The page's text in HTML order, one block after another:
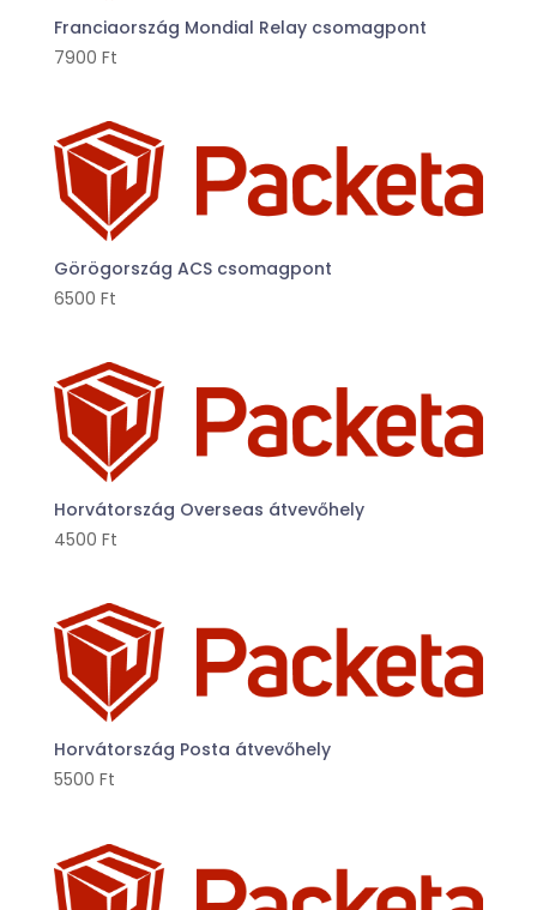
Franciaország Mondial Relay csomagpont
7900 Ft
Görögország ACS csomagpont
6500 Ft
Horvátország Overseas átvevőhely
4500 Ft
Horvátország Posta átvevőhely
5500 Ft